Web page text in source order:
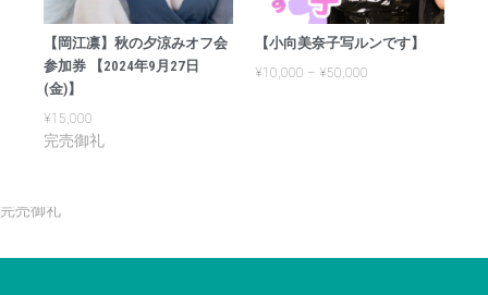
【岡江凛】秋の夕涼みオフ会
参加券 【2024年9月27日
(金)】
¥15,000
【小向美奈子写ルンです】
¥10,000 – ¥50,000